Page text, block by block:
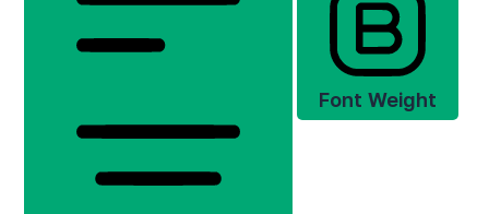
Font Weight